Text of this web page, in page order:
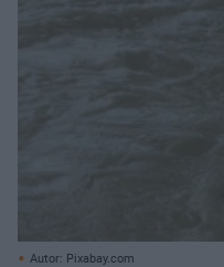
Autor: Pixabay.com